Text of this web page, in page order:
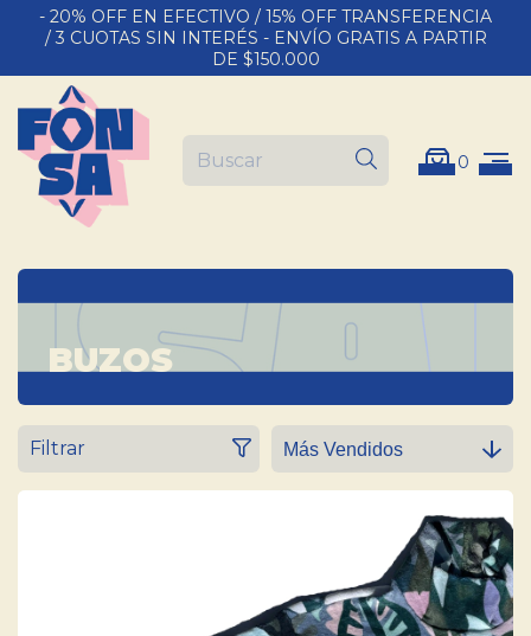
- 20% OFF EN EFECTIVO / 15% OFF TRANSFERENCIA
/ 3 CUOTAS SIN INTERÉS - ENVÍO GRATIS A PARTIR
DE $150.000
0
BUZOS
Filtrar